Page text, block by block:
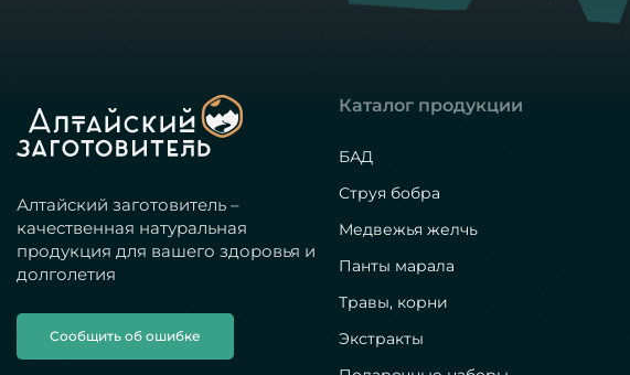
Алтайский заготовитель –
качественная натуральная
продукция для вашего здоровья и
долголетия
Сообщить об ошибке
Каталог продукции
БАД
Струя бобра
Медвежья желчь
Панты марала
Травы, корни
Экстракты